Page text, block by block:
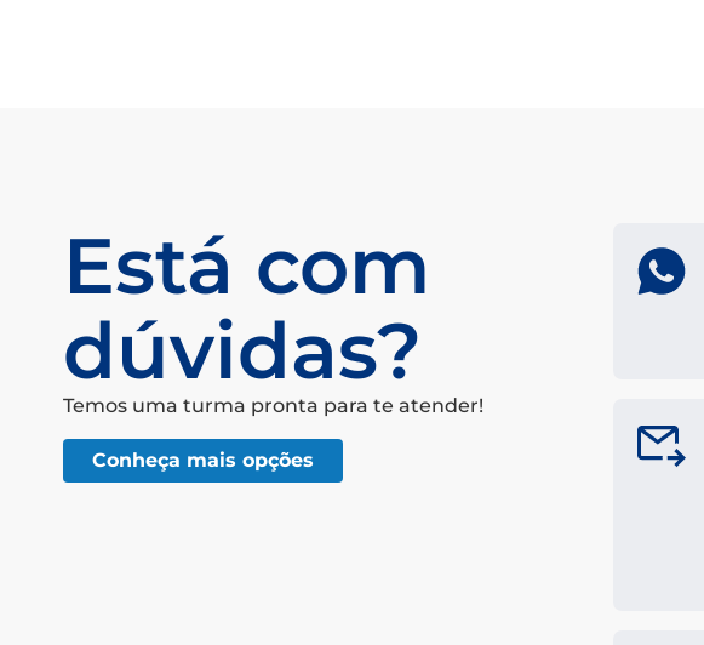
Está com
dúvidas?
Temos uma turma pronta para te atender!
Conheça mais opções